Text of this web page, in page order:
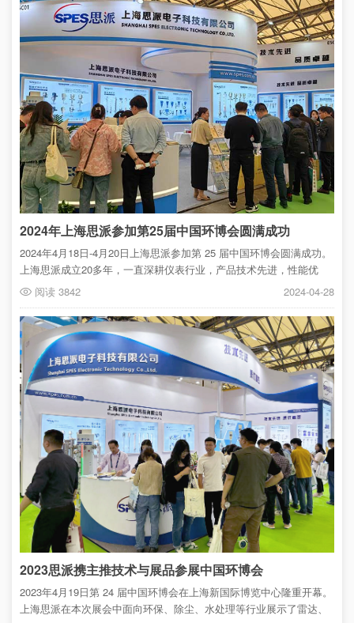
念为国内外众多企业展示我司新的技术与产品解决方案，为国内外工
程机械行业的新技术、新动能添砖加瓦。
2024年上海思派参加第25届中国环博会圆满成功
2024年4月18日-4月20日上海思派参加第 25 届中国环博会圆满成功。
上海思派成立20多年，一直深耕仪表行业，产品技术先进，性能优
质，畅销全国及世界各地，深受广大客户的一致好评。本届环博展会
广泛，并有专业人员讲解产品性能与应用，吸引了世界各地的客户参
观与交流,展位前人流络绎不绝。
阅读 3842 2024-04-28
2023思派携主推技术与展品参展中国环博会
2023年4月19日第 24 届中国环博会在上海新国际博览中心隆重开幕。
上海思派在本次展会中面向环保、除尘、水处理等行业展示了雷达、